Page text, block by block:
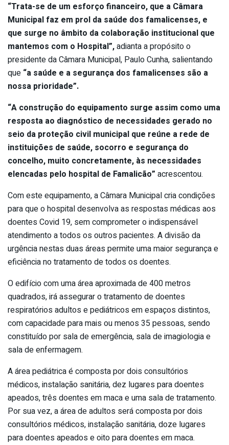
“Trata-se de um esforço financeiro, que a Câmara
Municipal faz em prol da saúde dos famalicenses, e
que surge no âmbito da colaboração institucional que
mantemos com o Hospital”,adianta a propósito o
presidente da Câmara Municipal, Paulo Cunha, salientando
que “a saúde e a segurança dos famalicenses são a
nossa prioridade”.
“A construção do equipamento surge assim como uma
resposta ao diagnóstico de necessidades gerado no
seio da proteção civil municipal que reúne a rede de
instituições de saúde, socorro e segurança do
concelho, muito concretamente, às necessidades
elencadas pelo hospital de Famalicão” acrescentou.
Com este equipamento, a Câmara Municipal cria condições
para que o hospital desenvolva as respostas médicas aos
doentes Covid 19, sem comprometer o indispensável
atendimento a todos os outros pacientes. A divisão da
urgência nestas duas áreas permite uma maior segurança e
eficiência no tratamento de todos os doentes.
O edifício com uma área aproximada de 400 metros
quadrados, irá assegurar o tratamento de doentes
respiratórios adultos e pediátricos em espaços distintos,
com capacidade para mais ou menos 35 pessoas, sendo
constituído por sala de emergência, sala de imagiologia e
sala de enfermagem.
A área pediátrica é composta por dois consultórios
médicos, instalação sanitária, dez lugares para doentes
apeados, três doentes em maca e uma sala de tratamento.
Por sua vez, a área de adultos será composta por dois
consultórios médicos, instalação sanitária, doze lugares
para doentes apeados e oito para doentes em maca.